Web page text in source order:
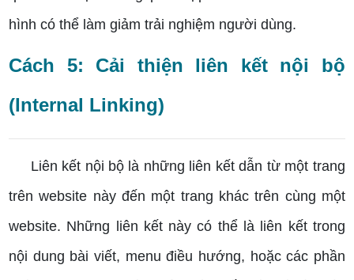
hình có thể làm giảm trải nghiệm người dùng.
Cách 5: Cải thiện liên kết nội bộ
(Internal Linking)
Liên kết nội bộ là những liên kết dẫn từ một trang
trên website này đến một trang khác trên cùng một
website. Những liên kết này có thể là liên kết trong
nội dung bài viết, menu điều hướng, hoặc các phần